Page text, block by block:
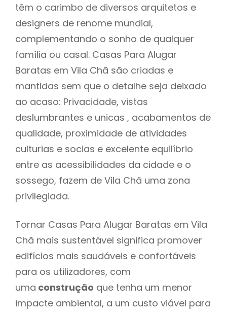
têm o carimbo de diversos arquitetos e
designers de renome mundial,
complementando o sonho de qualquer
família ou casal. Casas Para Alugar
Baratas em Vila Chã são criadas e
mantidas sem que o detalhe seja deixado
ao acaso: Privacidade, vistas
deslumbrantes e unicas , acabamentos de
qualidade, proximidade de atividades
culturias e socias e excelente equilíbrio
entre as acessibilidades da cidade e o
sossego, fazem de Vila Chã uma zona
privilegiada.
Tornar Casas Para Alugar Baratas em Vila
Chã mais sustentável significa promover
edifícios mais saudáveis e confortáveis
para os utilizadores, com
uma construção que tenha um menor
impacte ambiental, a um custo viável para